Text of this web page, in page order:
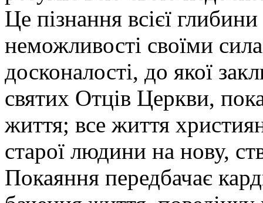
Це пізнання всієї
неможливості своїми
досконалості, до якої
святих Отців Церкви,
життя; все життя
старої людини на нову,
Покаяння передбачає